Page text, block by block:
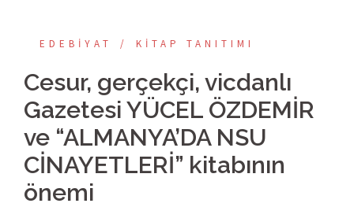
EDEBIYAT KITAP TANITIMI
Cesur, gerçekçi, vicdanlı
Gazetesi YÜCEL ÖZDEMİR
ve “ALMANYA’DA NSU
CİNAYETLERİ” kitabının
önemi